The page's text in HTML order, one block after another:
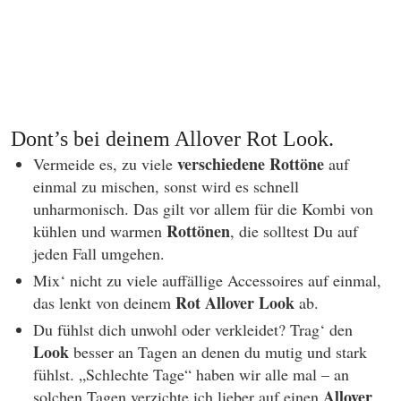
Dont’s bei deinem Allover Rot Look.
Vermeide es, zu viele verschiedene Rottöne auf
einmal zu mischen, sonst wird es schnell
unharmonisch. Das gilt vor allem für die Kombi von
kühlen und warmen Rottönen, die solltest Du auf
jeden Fall umgehen.
Mix‘ nicht zu viele auffällige Accessoires auf einmal,
das lenkt von deinem Rot Allover Look ab.
Du fühlst dich unwohl oder verkleidet? Trag‘ den
Look besser an Tagen an denen du mutig und stark
fühlst. „Schlechte Tage“ haben wir alle mal – an
solchen Tagen verzichte ich lieber auf einen